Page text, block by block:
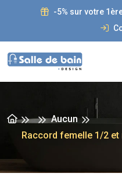
-5% sur votre
Aucun
Raccord femelle 1/2 et